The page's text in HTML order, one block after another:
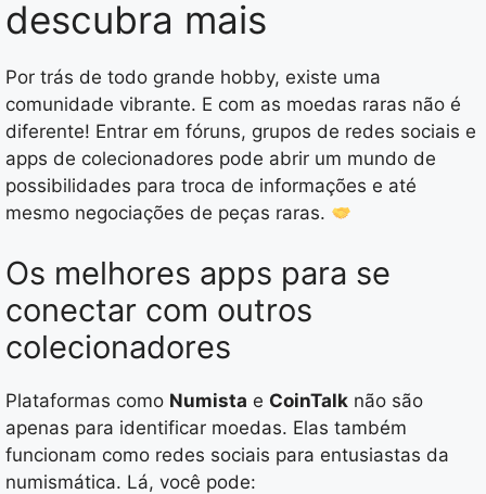
descubra mais
Por trás de todo grande hobby, existe uma
comunidade vibrante. E com as moedas raras não é
diferente! Entrar em fóruns, grupos de redes sociais e
apps de colecionadores pode abrir um mundo de
possibilidades para troca de informações e até
mesmo negociações de peças raras.
Os melhores apps para se
conectar com outros
colecionadores
Plataformas como Numista e CoinTalk não são
apenas para identificar moedas. Elas também
funcionam como redes sociais para entusiastas da
numismática. Lá, você pode: